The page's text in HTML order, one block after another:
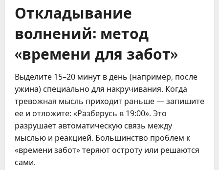
Откладывание
волнений: метод
«времени для забот»
Выделите 15–20 минут в день (например, после
ужина) специально для накручивания. Когда
тревожная мысль приходит раньше — запишите
ее и отложите: «Разберусь в 19:00». Это
разрушает автоматическую связь между
мыслью и реакцией. Большинство проблем к
«времени забот» теряют остроту или решаются
сами.